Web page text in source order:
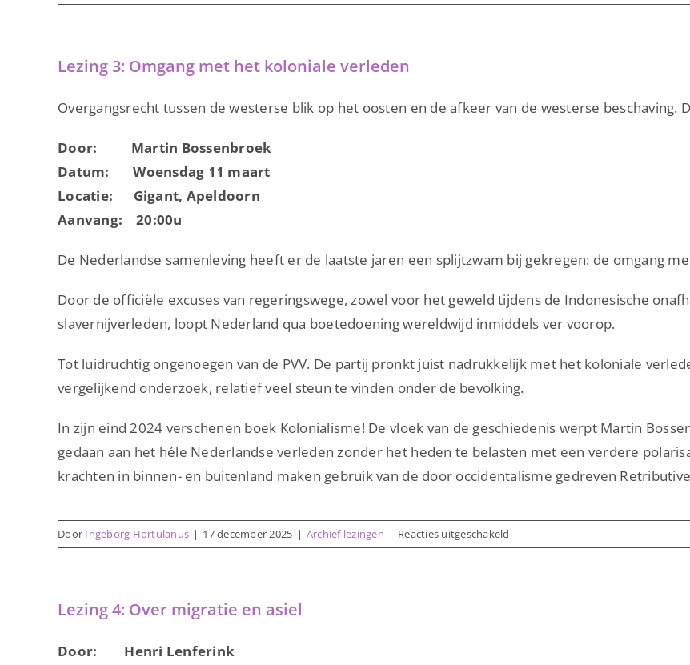
Lezing
Lezing 3: Omgang met het koloniale verleden
Overgangsrecht tussen de westerse blik op het oosten en de afkeer van de westerse beschaving.
Door: Martin Bossenbroek
Datum: Woensdag 11 maart
Locatie: Gigant, Apeldoorn
Aanvang: 20:00u
De Nederlandse samenleving heeft er de laatste jaren een splijtzwam bij gekregen: de omgang
Door de officiële excuses van regeringswege, zowel voor het geweld tijdens de Indonesische
slavernijverleden, loopt Nederland qua boetedoening wereldwijd inmiddels ver voorop.
Tot luidruchtig ongenoegen van de PVV. De partij pronkt juist nadrukkelijk met het koloniale
vergelijkend onderzoek, relatief veel steun te vinden onder de bevolking.
In zijn eind 2024 verschenen boek Kolonialisme! De vloek van de geschiedenis werpt Martin
gedaan aan het héle Nederlandse verleden zonder het heden te belasten met een verdere
krachten in binnen- en buitenland maken gebruik van de door occidentalisme gedreven
Door Ingeborg Hortulanus | 17 december 2025 | Archief lezingen | Reacties uitgeschakeld
Lezing
Lezing 4: Over migratie en asiel
Door: Henri Lenferink